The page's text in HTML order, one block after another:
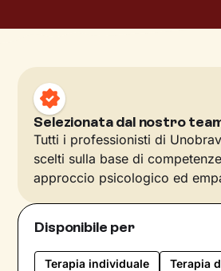
Selezionata dal nostro
Tutti i professionisti di
scelti sulla base di
approccio psicologico ed
Disponibile per
Terapia individuale Terapia